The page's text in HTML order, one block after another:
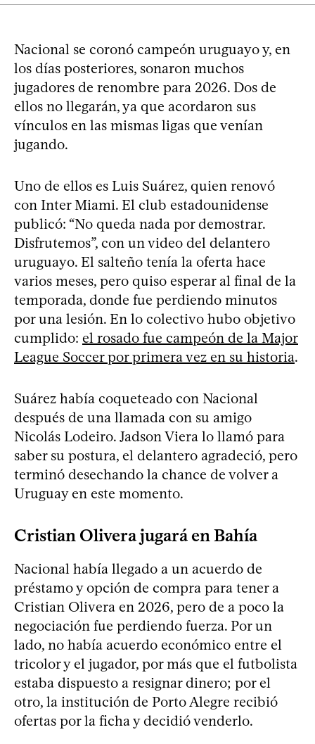
Nacional se coronó campeón uruguayo y, en
los días posteriores, sonaron muchos
jugadores de renombre para 2026. Dos de
ellos no llegarán, ya que acordaron sus
vínculos en las mismas ligas que venían
jugando.
Uno de ellos es Luis Suárez, quien renovó
con Inter Miami. El club estadounidense
publicó: “No queda nada por demostrar.
Disfrutemos”, con un video del delantero
uruguayo. El salteño tenía la oferta hace
varios meses, pero quiso esperar al final de la
temporada, donde fue perdiendo minutos
por una lesión. En lo colectivo hubo objetivo
cumplido: el rosado fue campeón de la Major
League Soccer por primera vez en su historia.
Suárez había coqueteado con Nacional
después de una llamada con su amigo
Nicolás Lodeiro. Jadson Viera lo llamó para
saber su postura, el delantero agradeció, pero
terminó desechando la chance de volver a
Uruguay en este momento.
Cristian Olivera jugará en Bahía
Nacional había llegado a un acuerdo de
préstamo y opción de compra para tener a
Cristian Olivera en 2026, pero de a poco la
negociación fue perdiendo fuerza. Por un
lado, no había acuerdo económico entre el
tricolor y el jugador, por más que el futbolista
estaba dispuesto a resignar dinero; por el
otro, la institución de Porto Alegre recibió
ofertas por la ficha y decidió venderlo.